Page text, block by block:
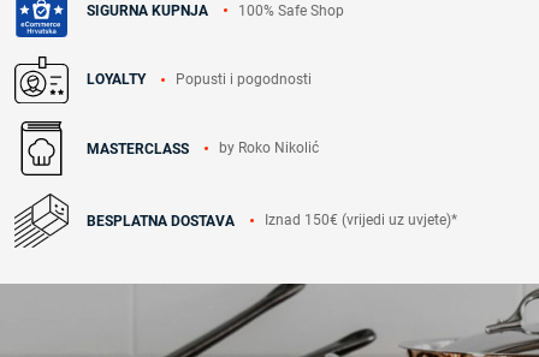
SIGURNA KUPNJA 100% Safe Shop
LOYALTY Popusti i pogodnosti
MASTERCLASS by Roko Nikolić
BESPLATNA DOSTAVA Iznad 150€ (vrijedi uz uvjete)*